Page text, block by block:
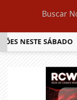
NESTE SÁBADO